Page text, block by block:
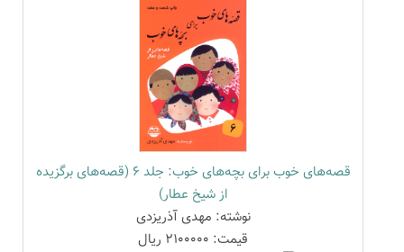
قصه‌های خوب برای بچه‌های خوب: جلد 6 (قصه‌های برگزیده
از شیخ عطار)
نوشته: مهدی آذریزدی
قیمت: 2100000 ریال